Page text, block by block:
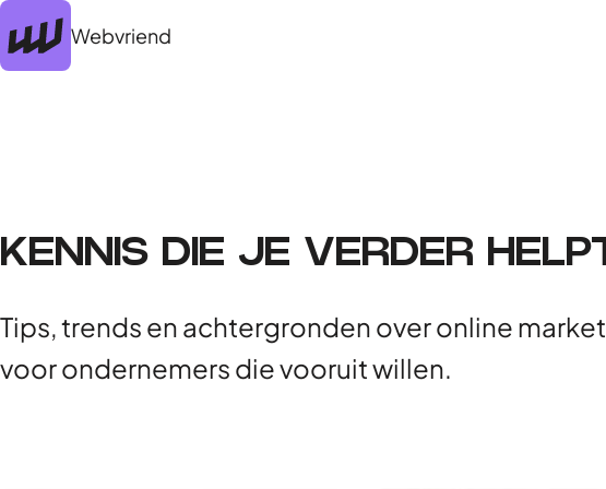
Webvriend
KENNIS DIE JE VERDER
Tips, trends en achtergronden over online
voor ondernemers die vooruit willen.